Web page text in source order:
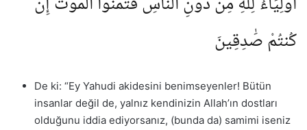
كُنتُمْ صَٰدِقِينَ
De ki: “Ey Yahudi akidesini benimseyenler! Bütün
insanlar değil de, yalnız kendinizin Allah’ın dostları
olduğunu iddia ediyorsanız, (bunda da) samimi iseniz